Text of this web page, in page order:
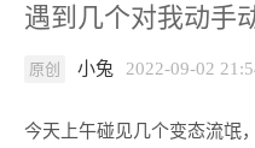
遇到几个对我动手
原创 小兔 2022-09-02
今天上午碰见几个变态流氓